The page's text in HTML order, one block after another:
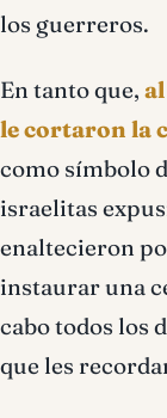
los guerreros.
En tanto que,
le cortaron la
como símbolo
israelitas
enaltecieron
instaurar una
cabo todos los
que les